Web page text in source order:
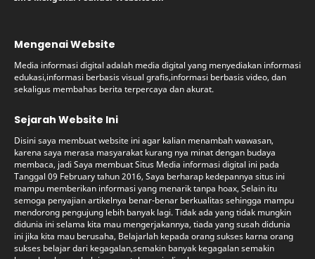
Mengenai Website
Media informasi digital adalah media digital yang menyediakan informasi
edukasi,informasi berbasis visual grafis,informasi berbasis video, dan
sekaligus membahas berita terpercaya dan akurat.
Sejarah Website Ini
Disini saya membuat website ini agar kalian menambah wawasan,
karena saya merasa masyarakat kurang nya minat dengan budaya
membaca, jadi Saya membuat Situs Media informasi digital ini pada
Tanggal 09 February tahun 2016, Saya berharap kedepannya situs ini
mampu memberikan informasi yang menarik tanpa hoax, Selain itu
semoga penyajian artikelnya benar-benar berkualitas sehingga mampu
mendorong pengujung lebih banyak lagi. Tidak ada yang tidak mungkin
didunia ini selama kita mau mengerjakannya, tiada yang susah didunia
ini jika kita mau berusaha, Belajarlah kepada orang sukses karna orang
sukses belajar dari kegagalan,semakin banyak kegagalan semakin